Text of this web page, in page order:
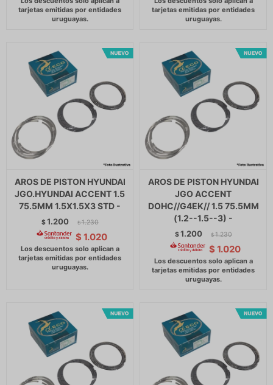
AROS DE PISTON HYUNDAI
JGO.HYUNDAI ACCENT 1.5
75.5MM 1.5X1.5X3 STD -
$1.200 $ 1.230
$ 1.020
AROS DE PISTON HYUNDAI
JGO ACCENT
DOHC//G4EK// 1.5 75.5MM
(1.2--1.5--3) -
$1.200 $ 1.230
$ 1.020